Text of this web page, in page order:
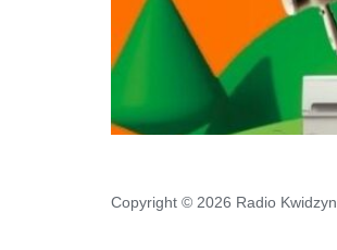
Copyright © 2026 Radio Kwidzyn